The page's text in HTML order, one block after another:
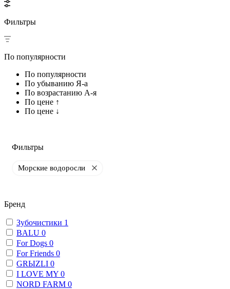
Фильтры
По популярности
По популярности
По убыванию Я-а
По возрастанию А-я
По цене ↑
По цене ↓
Фильтры
Морские водоросли
Бренд
Зубочистики 1
BALU 0
For Dogs 0
For Friends 0
GRЫZLI 0
I LOVE MY 0
NORD FARM 0